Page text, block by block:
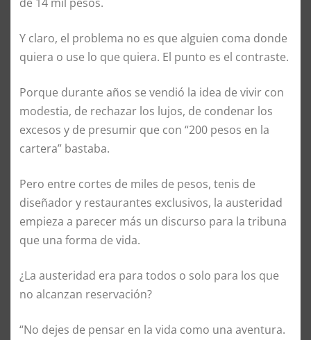
Y claro, el problema no es que alguien coma donde
quiera o use lo que quiera. El punto es el contraste.
Porque durante años se vendió la idea de vivir con
modestia, de rechazar los lujos, de condenar los
excesos y de presumir que con “200 pesos en la
cartera” bastaba.
Pero entre cortes de miles de pesos, tenis de
diseñador y restaurantes exclusivos, la austeridad
empieza a parecer más un discurso para la tribuna
que una forma de vida.
¿La austeridad era para todos o solo para los que
no alcanzan reservación?
“No dejes de pensar en la vida como una aventura.